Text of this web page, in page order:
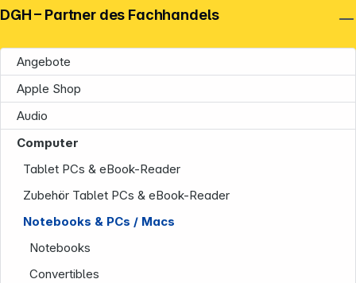
Angebote
Apple Shop
Audio
Computer
Tablet PCs & eBook-Reader
Zubehör Tablet PCs & eBook-Reader
Notebooks & PCs / Macs
Notebooks
Convertibles
DGH – Partner des Fachhandels